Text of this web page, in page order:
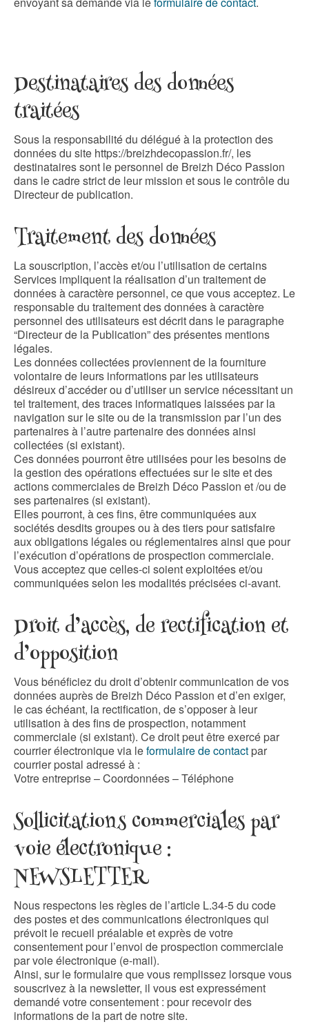
Destinataires des données
traitées
Sous la responsabilité du délégué à la protection des
données du site https://breizhdecopassion.fr/, les
destinataires sont le personnel de Breizh Déco Passion
dans le cadre strict de leur mission et sous le contrôle du
Directeur de publication.
Traitement des données
La souscription, l’accès et/ou l’utilisation de certains
Services impliquent la réalisation d’un traitement de
données à caractère personnel, ce que vous acceptez. Le
responsable du traitement des données à caractère
personnel des utilisateurs est décrit dans le paragraphe
“Directeur de la Publication” des présentes mentions
légales.
Les données collectées proviennent de la fourniture
volontaire de leurs informations par les utilisateurs
désireux d’accéder ou d’utiliser un service nécessitant un
tel traitement, des traces informatiques laissées par la
navigation sur le site ou de la transmission par l’un des
partenaires à l’autre partenaire des données ainsi
collectées (si existant).
Ces données pourront être utilisées pour les besoins de
la gestion des opérations effectuées sur le site et des
actions commerciales de Breizh Déco Passion et /ou de
ses partenaires (si existant).
Elles pourront, à ces fins, être communiquées aux
sociétés desdits groupes ou à des tiers pour satisfaire
aux obligations légales ou réglementaires ainsi que pour
l’exécution d’opérations de prospection commerciale.
Vous acceptez que celles-ci soient exploitées et/ou
communiquées selon les modalités précisées ci-avant.
Droit d’accès, de rectification et
d’opposition
Vous bénéficiez du droit d’obtenir communication de vos
données auprès de Breizh Déco Passion et d’en exiger,
le cas échéant, la rectification, de s’opposer à leur
utilisation à des fins de prospection, notamment
commerciale (si existant). Ce droit peut être exercé par
courrier électronique via leformulaire de contact par
courrier postal adressé à :
Votre entreprise – Coordonnées – Téléphone
Sollicitations commerciales par
voie électronique :
NEWSLETTER
Nous respectons les règles de l’article L.34-5 du code
des postes et des communications électroniques qui
prévoit le recueil préalable et exprès de votre
consentement pour l’envoi de prospection commerciale
par voie électronique (e-mail).
Ainsi, sur le formulaire que vous remplissez lorsque vous
souscrivez à la newsletter, il vous est expressément
demandé votre consentement : pour recevoir des
informations de la part de notre site.